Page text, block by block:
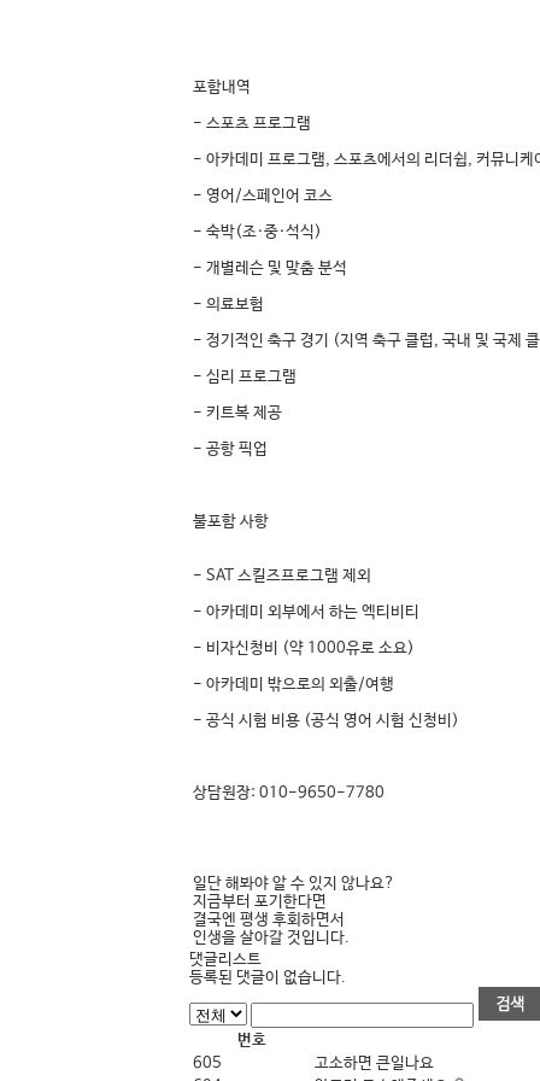
포함내역
- 스포츠 프로그램
- 아카데미 프로그램, 스포츠에서의 리더쉽, 커뮤니케
- 영어/스페인어 코스
- 숙박(조·중·석식)
- 개별레슨 및 맞춤 분석
- 의료보험
- 정기적인 축구 경기 (지역 축구 클럽, 국내 및 국제
- 심리 프로그램
- 키트복 제공
- 공항 픽업
불포함 사항
- SAT 스킬즈프로그램 제외
- 아카데미 외부에서 하는 엑티비티
- 비자신청비 (약 1000유로 소요)
- 아카데미 밖으로의 외출/여행
- 공식 시험 비용 (공식 영어 시험 신청비)
상담원장: 010-9650-7780
일단 해봐야 알 수 있지 않나요?
지금부터 포기한다면
결국엔 평생 후회하면서
인생을 살아갈 것입니다.
댓글리스트
등록된 댓글이 없습니다.
번호
605
고소하면 큰일나요